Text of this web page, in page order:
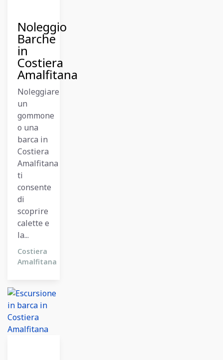
Noleggio
Barche
in
Costiera
Amalfitana
Noleggiare
un
gommone
o una
barca in
Costiera
Amalfitana
ti
consente
di
scoprire
calette e
la...
Costiera
Amalfitana